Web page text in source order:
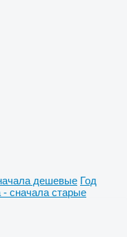
дешевые Год
- сначала старые